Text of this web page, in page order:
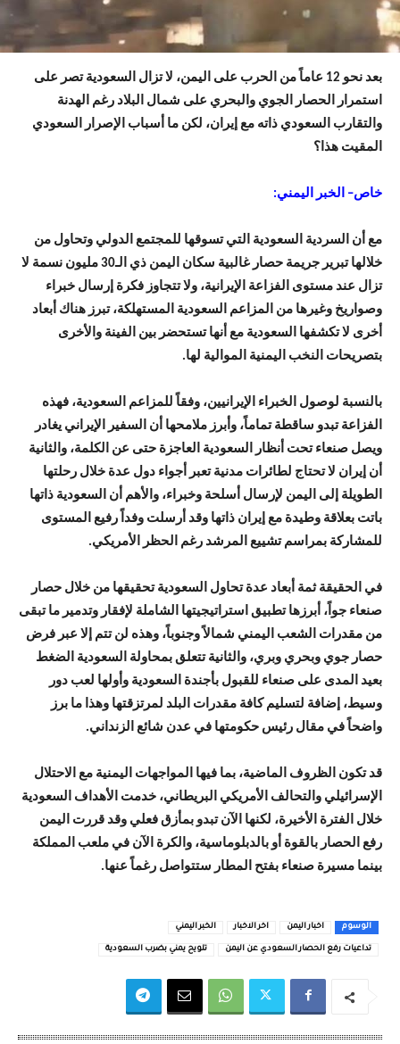
بعد نحو 12 عاماً من الحرب على اليمن، لا تزال السعودية تصر على
استمرار الحصار الجوي والبحري على شمال البلاد رغم الهدنة
والتقارب السعودي ذاته مع إيران، لكن ما أسباب الإصرار السعودي
المقيت هذا؟
خاص– الخبر اليمني:
مع أن السردية السعودية التي تسوقها للمجتمع الدولي وتحاول من
خلالها تبرير جريمة حصار غالبية سكان اليمن ذي الـ30 مليون نسمة لا
تزال عند مستوى الفزاعة الإيرانية، ولا تتجاوز فكرة إرسال خبراء
وصواريخ وغيرها من المزاعم السعودية المستهلكة، تبرز هناك أبعاد
أخرى لا تكشفها السعودية مع أنها تستحضر بين الفينة والأخرى
بتصريحات النخب اليمنية الموالية لها.
بالنسبة لوصول الخبراء الإيرانيين، وفقاً للمزاعم السعودية، فهذه
الفزاعة تبدو ساقطة تماماً، وأبرز ملامحها أن السفير الإيراني يغادر
ويصل صنعاء تحت أنظار السعودية العاجزة حتى عن الكلمة، والثانية
أن إيران لا تحتاج لطائرات مدنية تعبر أجواء دول عدة خلال رحلتها
الطويلة إلى اليمن لإرسال أسلحة وخبراء، والأهم أن السعودية ذاتها
باتت بعلاقة وطيدة مع إيران ذاتها وقد أرسلت وفداً رفيع المستوى
للمشاركة بمراسم تشييع المرشد رغم الحظر الأمريكي.
في الحقيقة ثمة أبعاد عدة تحاول السعودية تحقيقها من خلال حصار
صنعاء جواً، أبرزها تطبيق استراتيجيتها الشاملة لإفقار وتدمير ما تبقى
من مقدرات الشعب اليمني شمالاً وجنوباً، وهذه لن تتم إلا عبر فرض
حصار جوي وبحري وبري، والثانية تتعلق بمحاولة السعودية الضغط
بعيد المدى على صنعاء للقبول بأجندة السعودية وأولها لعب دور
وسيط، إضافة لتسليم كافة مقدرات البلد لمرتزقتها وهذا ما برز
واضحاً في مقال رئيس حكومتها في عدن شائع الزنداني.
قد تكون الظروف الماضية، بما فيها المواجهات اليمنية مع الاحتلال
الإسرائيلي والتحالف الأمريكي البريطاني، خدمت الأهداف السعودية
خلال الفترة الأخيرة، لكنها الآن تبدو بمأزق فعلي وقد قررت اليمن
رفع الحصار بالقوة أو بالدبلوماسية، والكرة الآن في ملعب المملكة
بينما مسيرة صنعاء بفتح المطار ستتواصل رغماً عنها.
الوسوم اخبار اليمن اخر الاخبار الخبر اليمني
تداعيات رفع الحصار السعودي عن اليمن تلويح يمني بضرب السعودية